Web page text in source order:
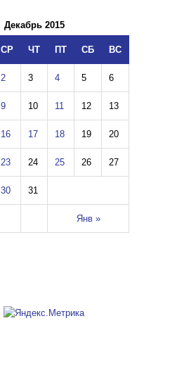
Декабрь 2015
СР ЧТ ПТ СБ ВС
Янв »
2 3 4 5 6
9 10 11 12 13
16 17 18 19 20
23 24 25 26 27
30 31